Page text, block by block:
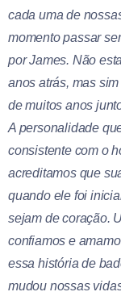
cada uma de
momento passar
por James. Não
anos atrás, mas
de muitos anos
A personalidade
consistente com o
acreditamos que
quando ele foi
sejam de coração.
confiamos e
essa história de
mudou nossas